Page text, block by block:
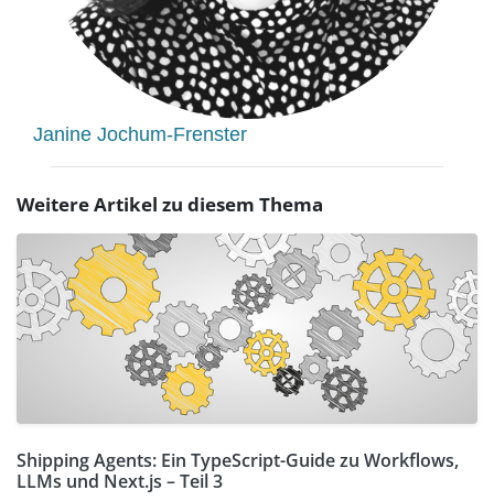
Janine Jochum-Frenster
Weitere Artikel zu diesem Thema
Shipping Agents: Ein TypeScript-Guide zu Workflows,
LLMs und Next.js – Teil 3